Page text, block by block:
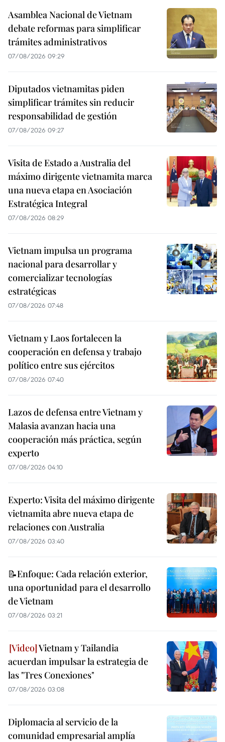
Asamblea Nacional de Vietnam
debate reformas para simplificar
trámites administrativos
07/08/2026 09:29
Diputados vietnamitas piden
simplificar trámites sin reducir
responsabilidad de gestión
07/08/2026 09:27
Visita de Estado a Australia del
máximo dirigente vietnamita marca
una nueva etapa en Asociación
Estratégica Integral
07/08/2026 08:29
Vietnam impulsa un programa
nacional para desarrollar y
comercializar tecnologías
estratégicas
07/08/2026 07:48
Vietnam y Laos fortalecen la
cooperación en defensa y trabajo
político entre sus ejércitos
07/08/2026 07:40
Lazos de defensa entre Vietnam y
Malasia avanzan hacia una
cooperación más práctica, según
experto
07/08/2026 04:10
Experto: Visita del máximo dirigente
vietnamita abre nueva etapa de
relaciones con Australia
07/08/2026 03:40
📝Enfoque: Cada relación exterior,
una oportunidad para el desarrollo
de Vietnam
07/08/2026 03:21
Vietnam y Tailandia
acuerdan impulsar la estrategia de
las "Tres Conexiones"
07/08/2026 03:08
Diplomacia al servicio de la
comunidad empresarial amplía